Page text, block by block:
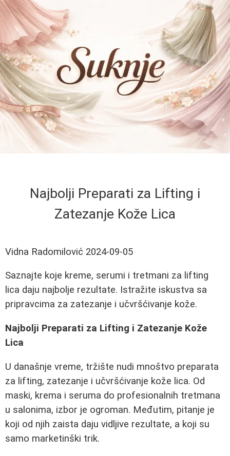
Najbolji Preparati za Lifting i
Zatezanje Kože Lica
Vidna Radomilović 2024-09-05
Saznajte koje kreme, serumi i tretmani za lifting
lica daju najbolje rezultate. Istražite iskustva sa
pripravcima za zatezanje i učvršćivanje kože.
Najbolji Preparati za Lifting i Zatezanje Kože
Lica
U današnje vreme, tržište nudi mnoštvo preparata
za lifting, zatezanje i učvršćivanje kože lica. Od
maski, krema i seruma do profesionalnih tretmana
u salonima, izbor je ogroman. Međutim, pitanje je
koji od njih zaista daju vidljive rezultate, a koji su
samo marketinški trik.